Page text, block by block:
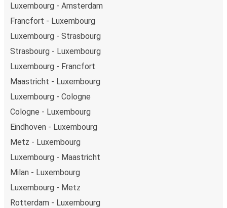
Luxembourg - Amsterdam
Francfort - Luxembourg
Luxembourg - Strasbourg
Strasbourg - Luxembourg
Luxembourg - Francfort
Maastricht - Luxembourg
Luxembourg - Cologne
Cologne - Luxembourg
Eindhoven - Luxembourg
Metz - Luxembourg
Luxembourg - Maastricht
Milan - Luxembourg
Luxembourg - Metz
Rotterdam - Luxembourg